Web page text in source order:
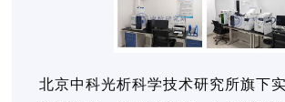
北京中科光析科学技术研究所旗下